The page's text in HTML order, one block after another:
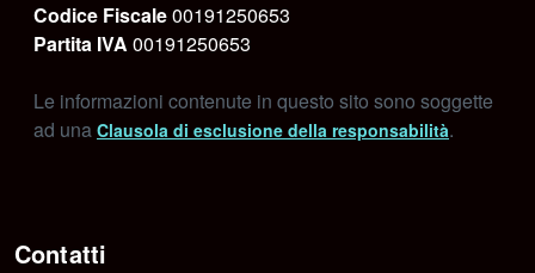
Codice Fiscale00191250653
Partita IVA 00191250653
Le informazioni contenute in questo sito sono soggette
ad una Clausola di esclusione della responsabilità.
Contatti